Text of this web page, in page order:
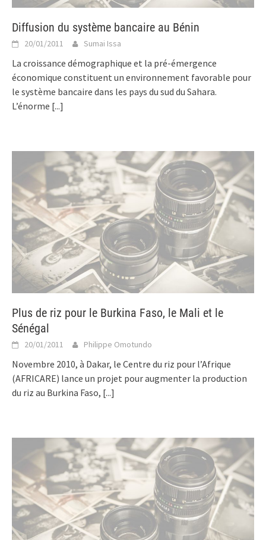
Diffusion du système bancaire au Bénin
20/01/2011 Sumai Issa
La croissance démographique et la pré-émergence
économique constituent un environnement favorable pour
le système bancaire dans les pays du sud du Sahara.
L’énorme [...]
Plus de riz pour le Burkina Faso, le Mali et le
Sénégal
20/01/2011 Philippe Omotundo
Novembre 2010, à Dakar, le Centre du riz pour l’Afrique
(AFRICARE) lance un projet pour augmenter la production
du riz au Burkina Faso, [...]